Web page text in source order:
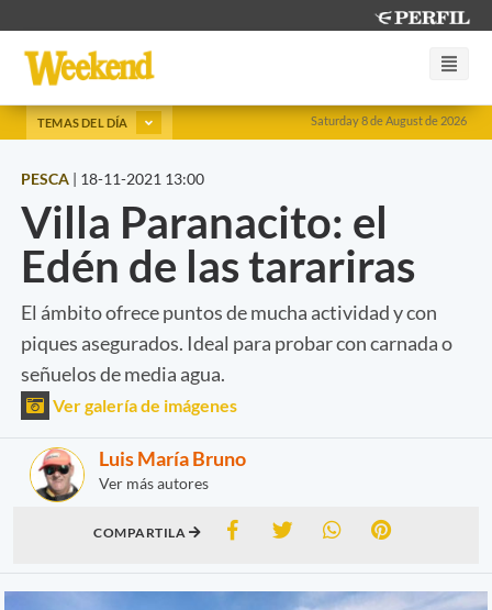
Saturday 8 de August de 2026
TEMAS DEL DÍA
PESCA | 18-11-2021 13:00
Villa Paranacito: el
Edén de las tarariras
El ámbito ofrece puntos de mucha actividad y con
piques asegurados. Ideal para probar con carnada o
señuelos de media agua.
Ver galería de imágenes
Luis María Bruno
Ver más autores
COMPARTILA